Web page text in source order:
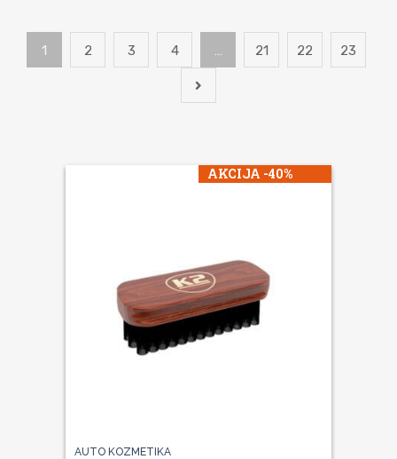
1 2 3 4 … 21 22 23
AKCIJA -40%
AUTO KOZMETIKA